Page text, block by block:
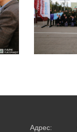
Адрес: